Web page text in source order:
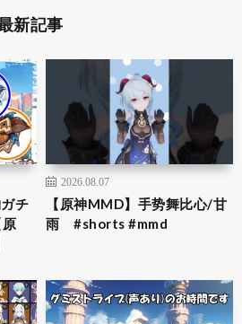
新記事
チ
2026.08.07
【原神MMD】手势舞比心/甘
雨 #shorts #mmd